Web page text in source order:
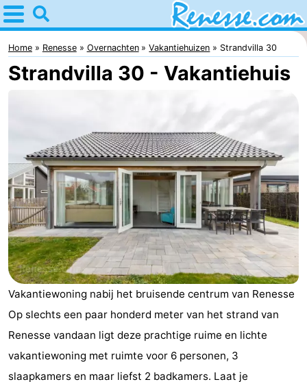
Home
Renesse
Tips
Overnachten
Appartementen
-
Port
Greve
-
Zeeuwse
Kust
Bed
(&
breakfasts)
Campings
Hotels
Vakantiehuizen
Home Renesse Overnachten Vakantiehuizen Strandvilla 30
Strandvilla 30 - Vakantiehuis
Vakantiewoning nabij het bruisende centrum van Renesse
Op slechts een paar honderd meter van het strand van
Renesse vandaan ligt deze prachtige ruime en lichte
vakantiewoning met ruimte voor 6 personen, 3
slaapkamers en maar liefst 2 badkamers. Laat je